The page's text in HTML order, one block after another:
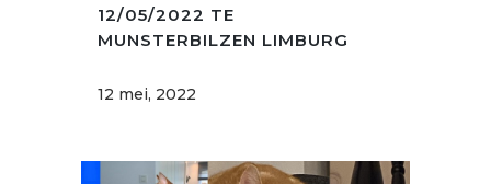
12/05/2022 TE
MUNSTERBILZEN LIMBURG
12 mei, 2022